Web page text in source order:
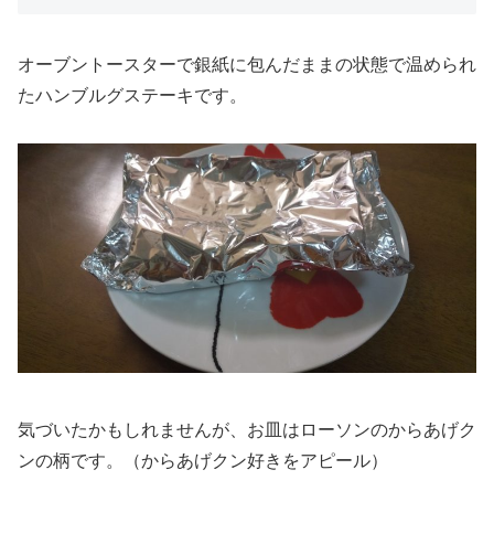
オーブントースターで銀紙に包んだままの状態で温められ
たハンブルグステーキです。
気づいたかもしれませんが、お皿はローソンのからあげク
ンの柄です。（からあげクン好きをアピール）